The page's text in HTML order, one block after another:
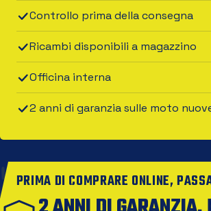
Controllo prima della consegna
Ricambi disponibili a magazzino
Officina interna
2 anni di garanzia sulle moto
PRIMA DI COMPRARE ONLINE,